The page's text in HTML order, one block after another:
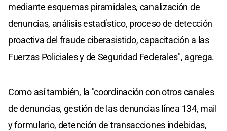
mediante esquemas piramidales, canalización de
denuncias, análisis estadístico, proceso de detección
proactiva del fraude ciberasistido, capacitación a las
Fuerzas Policiales y de Seguridad Federales", agrega.
Como así también, la "coordinación con otros canales
de denuncias, gestión de las denuncias línea 134, mail
y formulario, detención de transacciones indebidas,